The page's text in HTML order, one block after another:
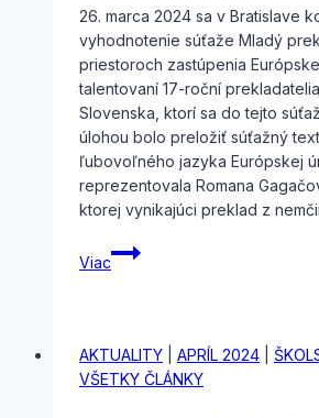
26. marca 2024 sa v Bratislave
vyhodnotenie súťaže Mladý
priestoroch zastúpenia
talentovaní 17-roční
Slovenska, ktorí sa do tejto
úlohou bolo preložiť súťažný text
ľubovoľného jazyka Európskej
reprezentovala Romana
ktorej vynikajúci preklad z
Viac
Juvenes
Translatores
AKTUALITY APRÍL 2024
VŠETKY ČLÁNKY